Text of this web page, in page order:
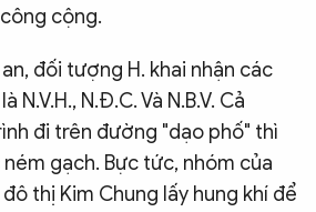
cộng.
đối tượng H. khai nhận các
N.Đ.C. Và N.B.V. Cả
đi trên đường "dạo phố" thì
gạch. Bực tức, nhóm của
đô thị Kim Chung lấy hung khí để